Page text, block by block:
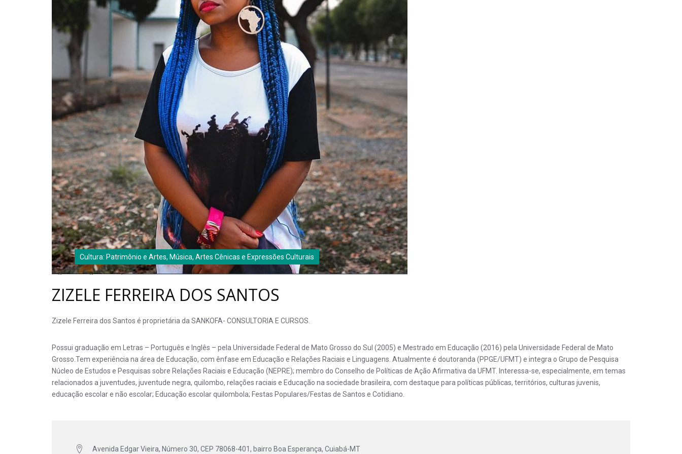
Cultura: Patrimônio e Artes, Música, Artes Cênicas e Expressões Culturais
ZIZELE FERREIRA DOS SANTOS
Zizele Ferreira dos Santos é proprietária da SANKOFA- CONSULTORIA E CURSOS.
Possui graduação em Letras – Português e Inglês – pela Universidade Federal de Mato Grosso do Sul (2005) e Mestrado em Educação (2016) pela Universidade Federal de Mato
Grosso.Tem experiência na área de Educação, com ênfase em Educação e Relações Raciais e Linguagens. Atualmente é doutoranda (PPGE/UFMT) e integra o Grupo de Pesquisa
Núcleo de Estudos e Pesquisas sobre Relações Raciais e Educação (NEPRE); membro do Conselho de Políticas de Ação Afirmativa da UFMT. Interessa-se, especialmente, em temas
relacionados a juventudes, juventude negra, quilombo, relações raciais e Educação na sociedade brasileira, com destaque para políticas públicas, territórios, culturas juvenis,
educação escolar e não escolar; Educação escolar quilombola; Festas Populares/Festas de Santos e Cotidiano.
Avenida Edgar Vieira, Número 30, CEP 78068-401, bairro Boa Esperança, Cuiabá-MT